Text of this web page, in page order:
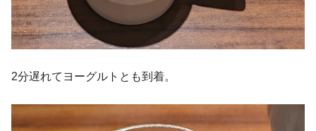
2分遅れてヨーグルトとも到着。